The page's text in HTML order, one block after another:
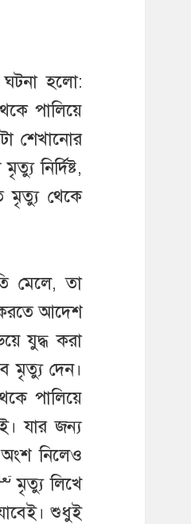
ঘটনা হলো:
পালিয়ে
শেখানোর
নির্দিষ্ট,
মৃত্যু থেকে
মেলে, তা
করতে আদেশ
যুদ্ধ করা
মৃত্যু দেন।
পালিয়ে
যার জন্য
নিলেও
মৃত্যু লিখে
শুধুই